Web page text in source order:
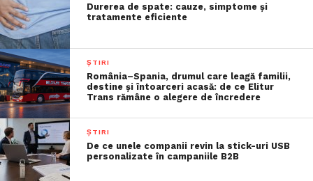
Durerea de spate: cauze, simptome și
tratamente eficiente
ȘTIRI
România–Spania, drumul care leagă familii,
destine și întoarceri acasă: de ce Elitur
Trans rămâne o alegere de încredere
ȘTIRI
De ce unele companii revin la stick-uri USB
personalizate în campaniile B2B